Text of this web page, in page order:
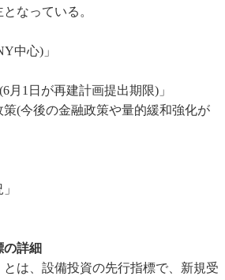
なっている。
中心)」
月1日が再建計画提出期限)」
策(今後の金融政策や量的緩和強化が
詳細
は、設備投資の先行指標で、新規受